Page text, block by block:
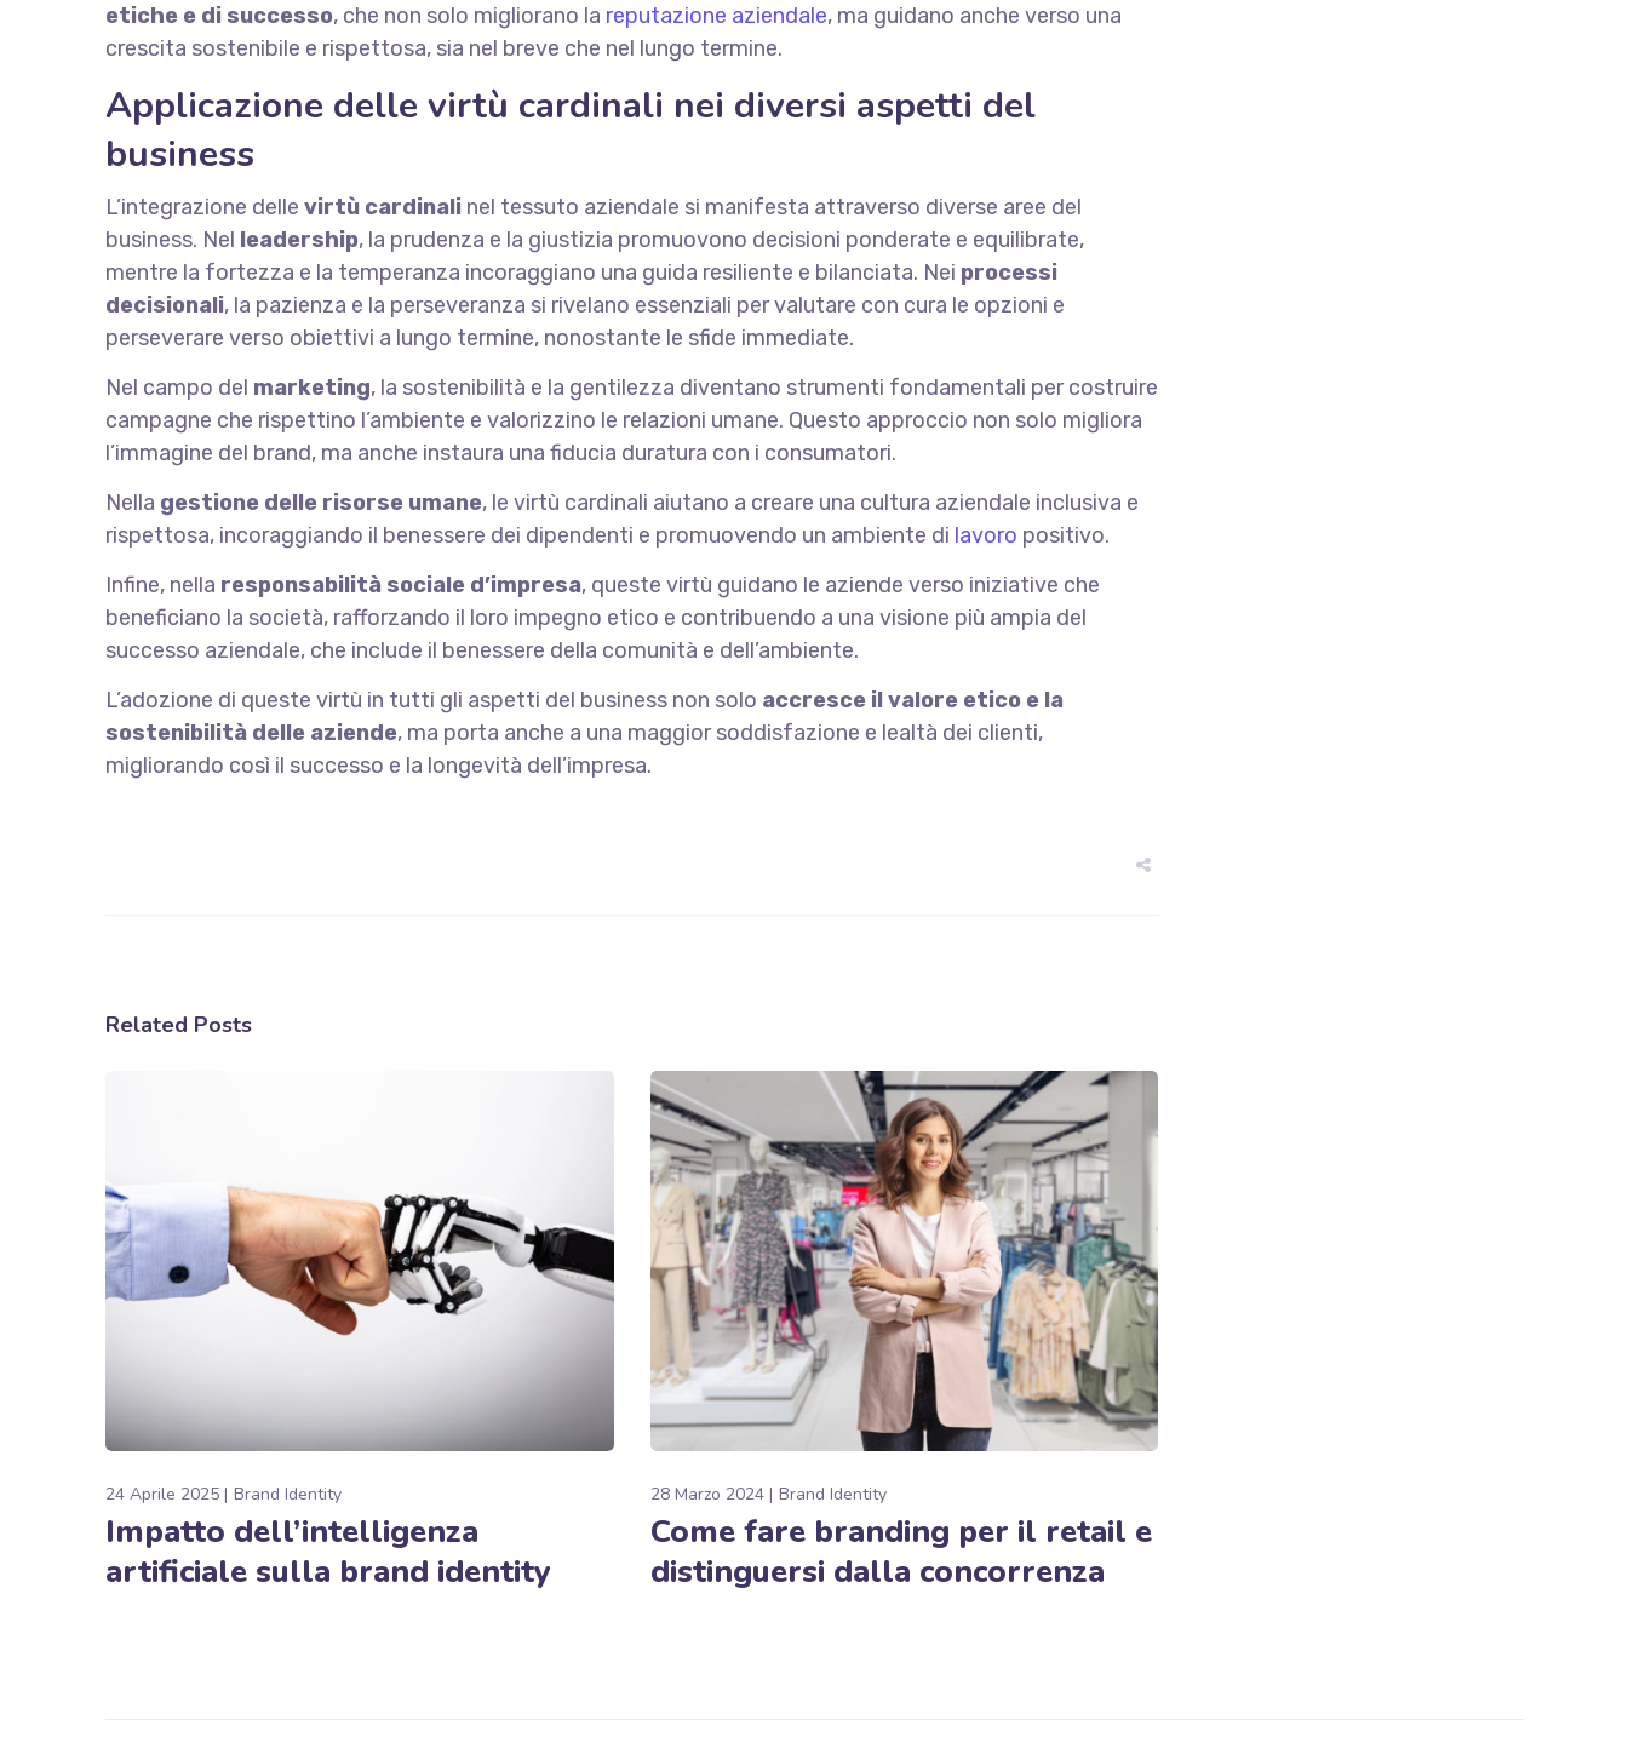
etiche e di successo, che non solo migliorano la reputazione aziendale, ma guidano anche verso una
crescita sostenibile e rispettosa, sia nel breve che nel lungo termine.
Applicazione delle virtù cardinali nei diversi aspetti del
business
L’integrazione delle virtù cardinali nel tessuto aziendale si manifesta attraverso diverse aree del
business. Nel leadership, la prudenza e la giustizia promuovono decisioni ponderate e equilibrate,
mentre la fortezza e la temperanza incoraggiano una guida resiliente e bilanciata. Nei processi
decisionali, la pazienza e la perseveranza si rivelano essenziali per valutare con cura le opzioni e
perseverare verso obiettivi a lungo termine, nonostante le sfide immediate.
Nel campo del marketing, la sostenibilità e la gentilezza diventano strumenti fondamentali per costruire
campagne che rispettino l’ambiente e valorizzino le relazioni umane. Questo approccio non solo migliora
l’immagine del brand, ma anche instaura una fiducia duratura con i consumatori.
Nella gestione delle risorse umane, le virtù cardinali aiutano a creare una cultura aziendale inclusiva e
rispettosa, incoraggiando il benessere dei dipendenti e promuovendo un ambiente di lavoro positivo.
Infine, nella responsabilità sociale d’impresa, queste virtù guidano le aziende verso iniziative che
beneficiano la società, rafforzando il loro impegno etico e contribuendo a una visione più ampia del
successo aziendale, che include il benessere della comunità e dell’ambiente.
L’adozione di queste virtù in tutti gli aspetti del business non solo accresce il valore etico e la
sostenibilità delle aziende, ma porta anche a una maggior soddisfazione e lealtà dei clienti,
migliorando così il successo e la longevità dell’impresa.
Related Posts
24 Aprile 2025 Brand Identity
Impatto dell’intelligenza
artificiale sulla brand identity
28 Marzo 2024 Brand Identity
Come fare branding per il retail e
distinguersi dalla concorrenza